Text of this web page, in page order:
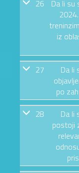
26
Da li su
iz
27
Da li
po
28
Da li
postoji